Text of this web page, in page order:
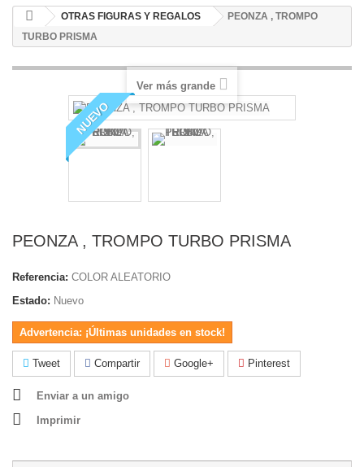
OTRAS FIGURAS Y REGALOS
PEONZA , TROMPO
TURBO PRISMA
NUEVO
Ver más grande
PEONZA , TROMPO TURBO PRISMA
Referencia: COLOR ALEATORIO
Estado: Nuevo
Advertencia: ¡Últimas unidades en stock!
Tweet Compartir Google+ Pinterest
Enviar a un amigo
Imprimir